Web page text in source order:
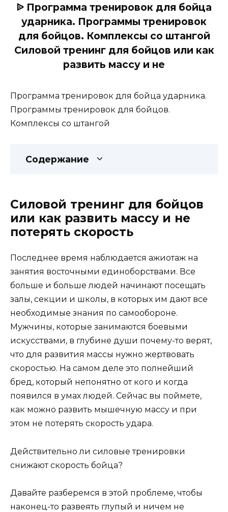
ᐉ Программа тренировок для бойца
ударника. Программы тренировок
для бойцов. Комплексы со штангой
Силовой тренинг для бойцов или как
развить массу и не
Программа тренировок для бойца ударника.
Программы тренировок для бойцов.
Комплексы со штангой
Содержание
Силовой тренинг для бойцов
или как развить массу и не
потерять скорость
Последнее время наблюдается ажиотаж на
занятия восточными единоборствами. Все
больше и больше людей начинают посещать
залы, секции и школы, в которых им дают все
необходимые знания по самообороне.
Мужчины, которые занимаются боевыми
искусствами, в глубине души почему-то верят,
что для развития массы нужно жертвовать
скоростью. На самом деле это полнейший
бред, который непонятно от кого и когда
появился в умах людей. Сейчас вы поймете,
как можно развить мышечную массу и при
этом не потерять скорость удара.
Действительно ли силовые тренировки
снижают скорость бойца?
Давайте разберемся в этой проблеме, чтобы
наконец-то развеять глупый и ничем не